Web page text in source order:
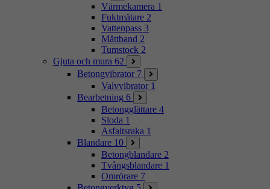
Värmekamera 1
Fuktmätare 2
Vattenpass 3
Måttband 2
Tumstock 2
Gjuta och mura 62
Betongvibrator 7
Valvvibrator 1
Bearbetning 6
Betongglättare 4
Sloda 1
Asfaltsraka 1
Blandare 10
Betongblandare 2
Tvångsblandare 1
Omrörare 7